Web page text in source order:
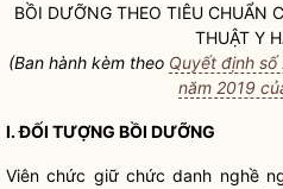
BỒI DƯỠNG THEO TIÊU CHUẨN
THUẬT Y
(Ban hành kèm theo Quyết định
năm 2019
I. ĐỐI TƯỢNG BỒI DƯỠNG
Viên chức giữ chức danh nghề